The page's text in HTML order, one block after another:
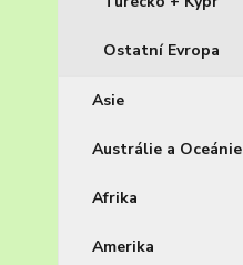
Ostatní Evropa
Asie
Austrálie a Oceánie
Afrika
Amerika